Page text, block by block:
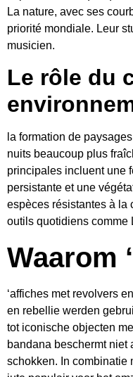
La nature, avec ses
priorité mondiale. Leur
musicien.
Le rôle du
la formation de
nuits beaucoup plus
principales incluent une
persistante et une
espèces résistantes à la
outils quotidiens comme
Waarom
‘affiches met revolvers
en rebellie werden
tot iconische objecten
bandana beschermt niet
schokken. In combinatie